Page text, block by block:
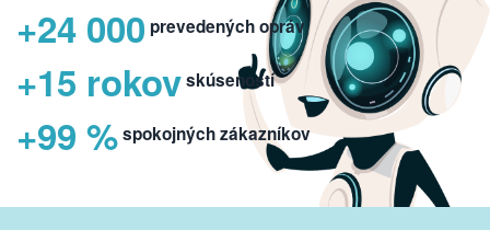
+24 000 prevedených opráv
+15 rokovskúseností
+99 %spokojných zákazníkov